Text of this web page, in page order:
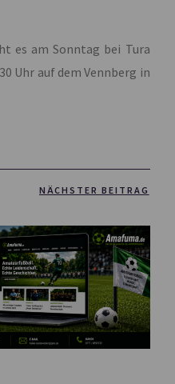
es am Sonntag bei Tura
Uhr auf dem Vennberg in
NÄCHSTER BEITRAG